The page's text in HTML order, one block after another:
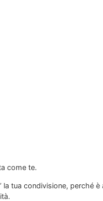
come te.
la tua condivisione, perché